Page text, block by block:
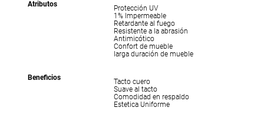
Atributos
Protección UV
1% Impermeable
Retardante al fuego
Resistente a la abrasión
Antimicótico
Confort de mueble
larga duración de mueble
Beneficios
Tacto cuero
Suave al tacto
Comodidad en respaldo
Estetica Uniforme